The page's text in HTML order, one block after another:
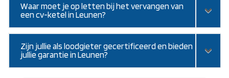
Waar moet je op letten bij het vervangen van
een cv-ketel in Leunen?
Zijn jullie als loodgieter gecertificeerd en bieden
jullie garantie in Leunen?